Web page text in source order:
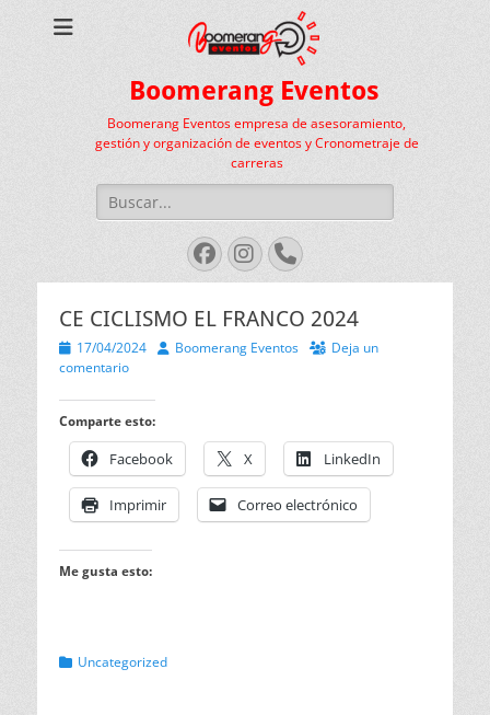
Boomerang Eventos
Boomerang Eventos empresa de asesoramiento,
gestión y organización de eventos y Cronometraje de
carreras
Buscar:
Facebook
Instagram
Teléfono
CE CICLISMO EL FRANCO 2024
Publicado
el
17/04/2024 AutorBoomerang Eventos
Deja un
comentario
Comparte esto:
Facebook X LinkedIn
Imprimir Correo electrónico
Me gusta esto:
Categorias
Uncategorized